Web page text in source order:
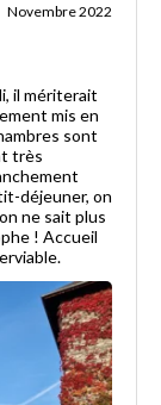
Novembre 2022
il mériterait
mis en
très
ne sait plus
! Accueil